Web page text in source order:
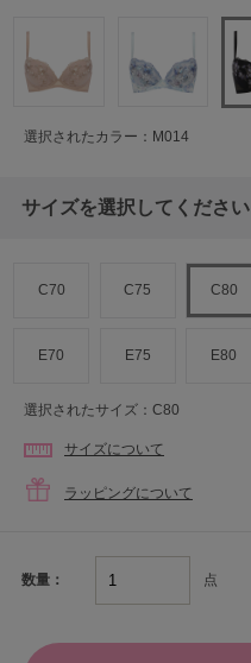
選択されたカラー：M014
サイズを選択してください
C70 C75 C80
E70 E75 E80
選択されたサイズ：C80
サイズについて
ラッピングについて
数量： 点